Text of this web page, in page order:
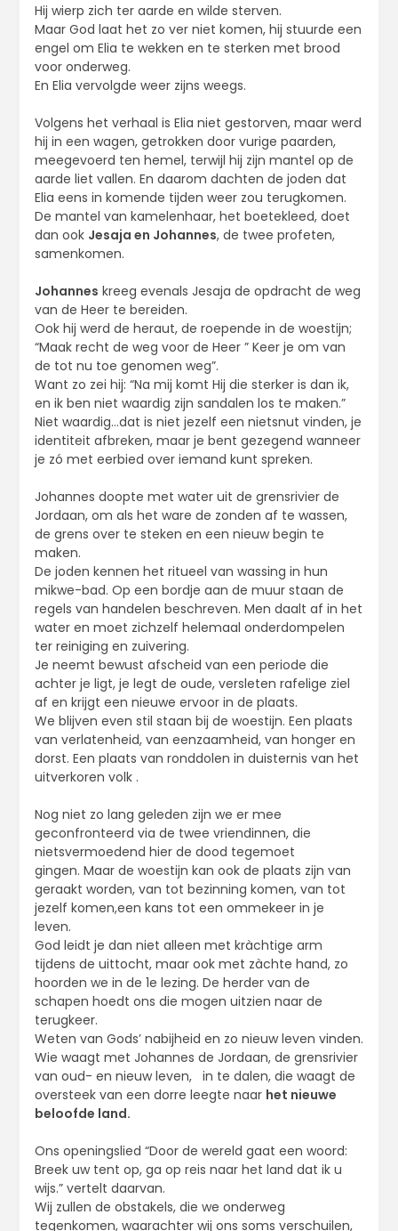
Hij wierp zich ter aarde en wilde sterven.
Maar God laat het zo ver niet komen, hij stuurde een
engel om Elia te wekken en te sterken met brood
voor onderweg.
En Elia vervolgde weer zijns weegs.
Volgens het verhaal is Elia niet gestorven, maar werd
hij in een wagen, getrokken door vurige paarden,
meegevoerd ten hemel, terwijl hij zijn mantel op de
aarde liet vallen. En daarom dachten de joden dat
Elia eens in komende tijden weer zou terugkomen.
De mantel van kamelenhaar, het boetekleed, doet
dan ook Jesaja en Johannes, de twee profeten,
samenkomen.
Johannes kreeg evenals Jesaja de opdracht de weg
van de Heer te bereiden.
Ook hij werd de heraut, de roepende in de woestijn;
“Maak recht de weg voor de Heer ” Keer je om van
de tot nu toe genomen weg”.
Want zo zei hij: “Na mij komt Hij die sterker is dan ik,
en ik ben niet waardig zijn sandalen los te maken.”
Niet waardig…dat is niet jezelf een nietsnut vinden, je
identiteit afbreken, maar je bent gezegend wanneer
je zó met eerbied over iemand kunt spreken.
Johannes doopte met water uit de grensrivier de
Jordaan, om als het ware de zonden af te wassen,
de grens over te steken en een nieuw begin te
maken.
De joden kennen het ritueel van wassing in hun
mikwe-bad. Op een bordje aan de muur staan de
regels van handelen beschreven. Men daalt af in het
water en moet zichzelf helemaal onderdompelen
ter reiniging en zuivering.
Je neemt bewust afscheid van een periode die
achter je ligt, je legt de oude, versleten rafelige ziel
af en krijgt een nieuwe ervoor in de plaats.
We blijven even stil staan bij de woestijn. Een plaats
van verlatenheid, van eenzaamheid, van honger en
dorst. Een plaats van ronddolen in duisternis van het
uitverkoren volk .
Nog niet zo lang geleden zijn we er mee
geconfronteerd via de twee vriendinnen, die
nietsvermoedend hier de dood tegemoet
gingen. Maar de woestijn kan ook de plaats zijn van
geraakt worden, van tot bezinning komen, van tot
jezelf komen,een kans tot een ommekeer in je
leven.
God leidt je dan niet alleen met kràchtige arm
tijdens de uittocht, maar ook met zàchte hand, zo
hoorden we in de 1e lezing. De herder van de
schapen hoedt ons die mogen uitzien naar de
terugkeer.
Weten van Gods’ nabijheid en zo nieuw leven vinden.
Wie waagt met Johannes de Jordaan, de grensrivier
van oud- en nieuw leven, in te dalen, die waagt de
oversteek van een dorre leegte naar het nieuwe
beloofde land.
Ons openingslied “Door de wereld gaat een woord:
Breek uw tent op, ga op reis naar het land dat ik u
wijs.” vertelt daarvan.
Wij zullen de obstakels, die we onderweg
tegenkomen, waarachter wij ons soms verschuilen,